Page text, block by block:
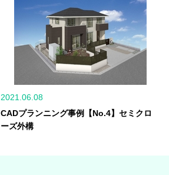
2021.06.08
CADプランニング事例【No.4】セミクロ
ーズ外構